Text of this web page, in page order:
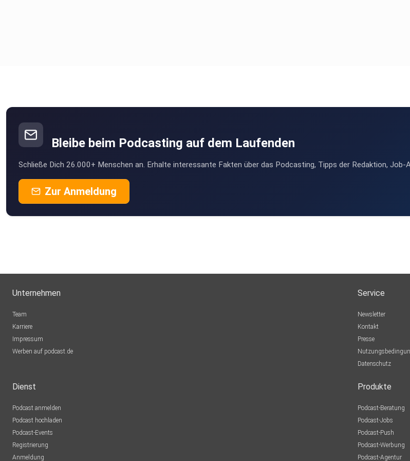
Bleibe beim Podcasting auf dem Laufenden
Schließe Dich 26.000+ Menschen an. Erhalte interessante Fakten über das Podcasting, Tipps der Redaktion, Job-
Zur Anmeldung
Unternehmen
Team
Karriere
Impressum
Werben auf podcast.de
Service
Newsletter
Kontakt
Presse
Datenschutz
Dienst
Podcast anmelden
Podcast hochladen
Podcast-Events
Registrierung
Anmeldung
Produkte
Podcast-Beratung
Podcast-Jobs
Podcast-Push
Podcast-Werbung
Podcast-Agentur